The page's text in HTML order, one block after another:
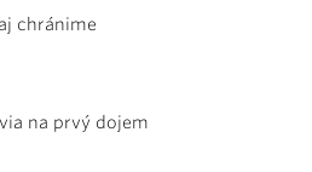
chránime
na prvý dojem